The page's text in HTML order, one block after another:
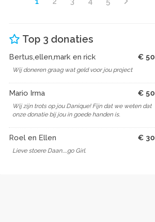
Top 3 donaties
Bertus,ellen,mark en rick € 50
Wij doneren graag wat geld voor jou project
Mario Irma € 50
Wij zijn trots op jou Danique! Fijn dat we weten dat
onze donatie bij jou in goede handen is.
Roel en Ellen € 30
Lieve stoere Daan.....go Girl.